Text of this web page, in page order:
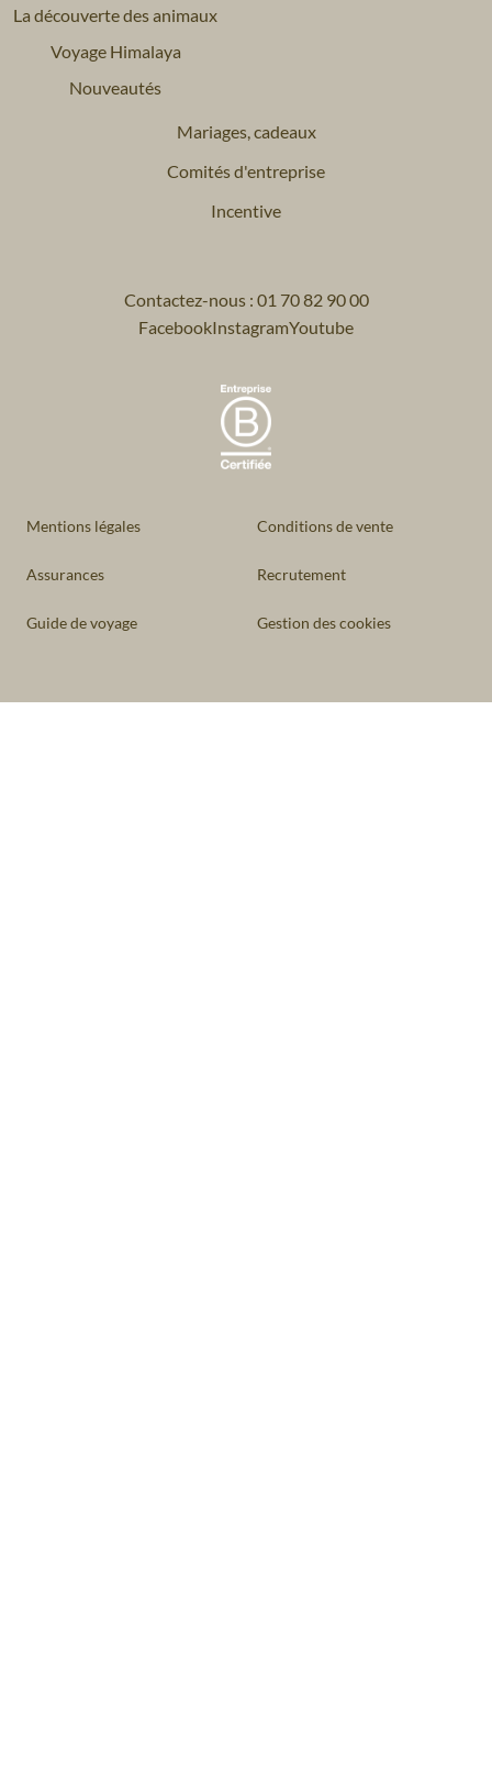
La découverte des animaux
Voyage Himalaya
Nouveautés
Mariages, cadeaux
Comités d'entreprise
Incentive
Contactez-nous : 01 70 82 90 00
FacebookInstagramYoutube
Mentions légales Conditions de vente
Assurances Recrutement
Guide de voyage Gestion des cookies